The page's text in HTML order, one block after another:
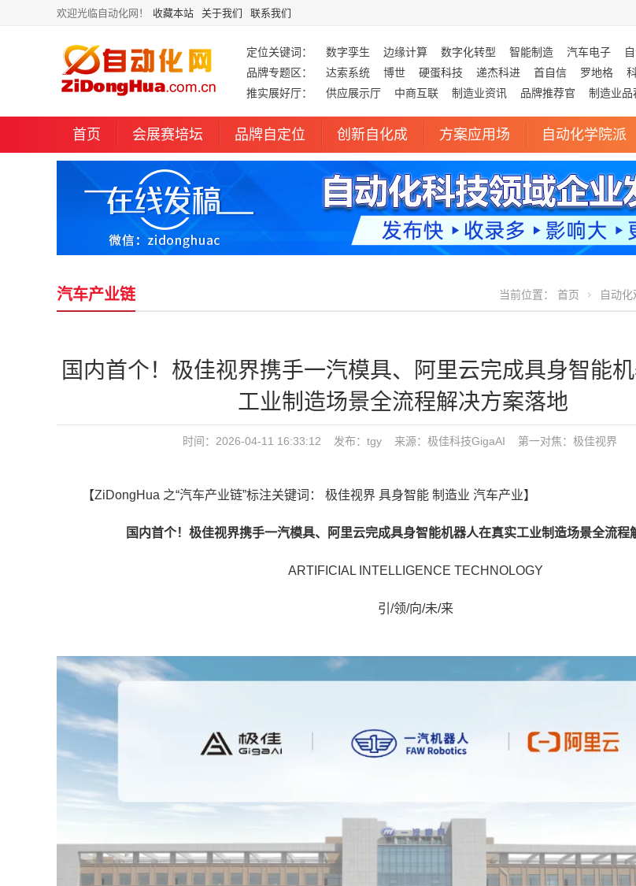
欢迎光临自动化网！ 收藏本站 关于我们 联系我们
定位关键词： 数字孪生 边缘计算 数字化转型 智能制造 汽车电子
品牌专题区：
达索系统 博世 硬蛋科技 递杰科进 首自信 罗地格
推实展好厅：
供应展示厅 中商互联 制造业资讯 品牌推荐官 制造业品
首页 会展赛培坛 品牌自定位 创新自化成 方案应用场 自动化学院派
汽车产业链 当前位置： 首页 自动化
国内首个！极佳视界携手一汽模具、阿里云完成具身智能
工业制造场景全流程解决方案落地
时间：2026-04-11 16:33:12 发布：tgy 来源：极佳科技GigaAI 第一对焦： 极佳视界
【ZiDongHua 之“汽车产业链”标注关键词： 极佳视界 具身智能 制造业 汽车产业】
国内首个！极佳视界携手一汽模具、阿里云完成具身智能机器人在真实工业制造场景全流程
ARTIFICIAL INTELLIGENCE TECHNOLOGY
引/领/向/未/来